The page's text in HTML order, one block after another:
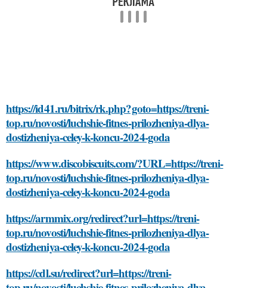
https://id41.ru/bitrix/rk.php?goto=https://treni-
top.ru/novosti/luchshie-fitnes-prilozheniya-dlya-
dostizheniya-celey-k-koncu-2024-goda
https://www.discobiscuits.com/?URL=https://treni-
top.ru/novosti/luchshie-fitnes-prilozheniya-dlya-
dostizheniya-celey-k-koncu-2024-goda
https://armmix.org/redirect?url=https://treni-
top.ru/novosti/luchshie-fitnes-prilozheniya-dlya-
dostizheniya-celey-k-koncu-2024-goda
https://cdl.su/redirect?url=https://treni-